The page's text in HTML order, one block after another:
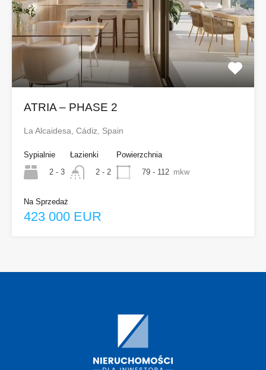
ATRIA – PHASE 2
La Alcaidesa, Cádiz, Spain
Sypialnie
2 - 3
Łazienki
2 - 2
Powierzchnia
79 - 112 mkw
Na Sprzedaż
423 000 EUR